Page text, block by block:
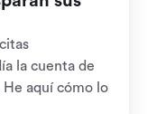
la cuenta de
He aquí cómo lo